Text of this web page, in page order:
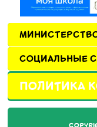
СОЦИАЛЬНЫЕ
ПОЛИТИКА